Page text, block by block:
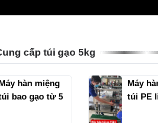
cấp túi gạo 5kg
Máy hàn miệng
bao gạo từ 5
Máy
túi PE